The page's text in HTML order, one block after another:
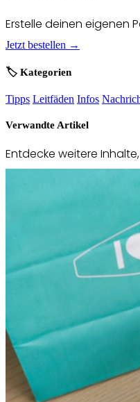
Erstelle deinen eigenen
Jetzt bestellen →
🏷️ Kategorien
Tipps Leitfäden Infos
Verwandte Artikel
Entdecke weitere